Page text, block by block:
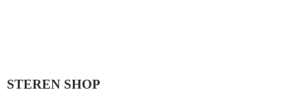
STEREN SHOP